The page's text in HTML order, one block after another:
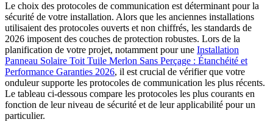
Le choix des protocoles de communication est déterminant pour la
sécurité de votre installation. Alors que les anciennes installations
utilisaient des protocoles ouverts et non chiffrés, les standards de
2026 imposent des couches de protection robustes. Lors de la
planification de votre projet, notamment pour une Installation
Panneau Solaire Toit Tuile Merlon Sans Perçage : Étanchéité et
Performance Garanties 2026, il est crucial de vérifier que votre
onduleur supporte les protocoles de communication les plus récents.
Le tableau ci-dessous compare les protocoles les plus courants en
fonction de leur niveau de sécurité et de leur applicabilité pour un
particulier.